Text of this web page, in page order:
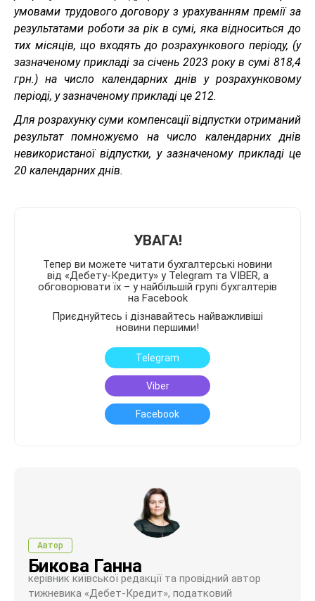
умовами трудового договору з урахуванням премії за
результатами роботи за рік в сумі, яка відноситься до
тих місяців, що входять до розрахункового періоду, (у
зазначеному прикладі за січень 2023 року в сумі 818,4
грн.) на число календарних днів у розрахунковому
періоді, у зазначеному прикладі це 212.
Для розрахунку суми компенсації відпустки отриманий
результат помножуємо на число календарних днів
невикористаної відпустки, у зазначеному прикладі це
20 календарних днів.
УВАГА!
Тепер ви можете читати бухгалтерські новини
від «Дебету-Кредиту» у Telegram та VIBER, а
обговорювати їх – у найбільшій групі бухгалтерів
на Facebook
Приєднуйтесь і дізнавайтесь найважливіші
новини першими!
Telegram
Viber
Facebook
Автор
Бикова Ганна
керівник київської редакції та провідний автор
тижневика «Дебет-Кредит», податковий